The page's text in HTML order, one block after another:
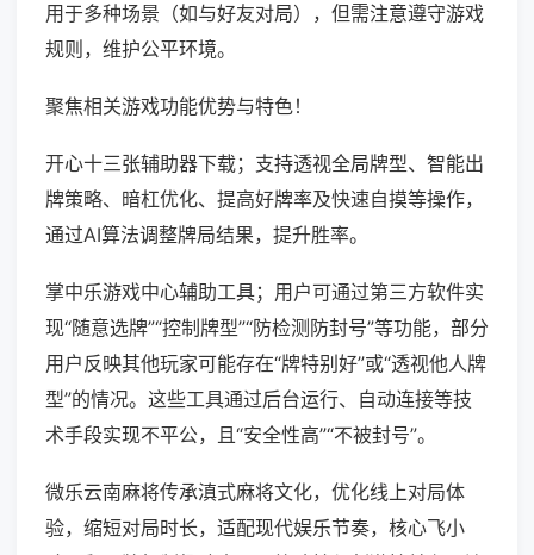
用于多种场景（如与好友对局），但需注意遵守游戏
规则，维护公平环境。
聚焦相关游戏功能优势与特色！
开心十三张辅助器下载；支持透视全局牌型、智能出
牌策略、暗杠优化、提高好牌率及快速自摸等操作，
通过AI算法调整牌局结果，提升胜率。
掌中乐游戏中心辅助工具；用户可通过第三方软件实
现“随意选牌”“控制牌型”“防检测防封号”等功能，部分
用户反映其他玩家可能存在“牌特别好”或“透视他人牌
型”的情况。这些工具通过后台运行、自动连接等技
术手段实现不平公，且“安全性高”“不被封号”。
微乐云南麻将传承滇式麻将文化，优化线上对局体
验，缩短对局时长，适配现代娱乐节奏，核心飞小